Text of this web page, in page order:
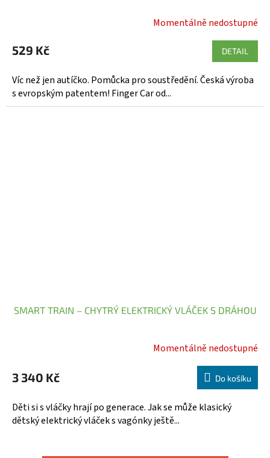
produktu
5,0
z
5
Momentálně nedostupné
529 Kč DETAIL
Víc než jen autíčko. Pomůcka pro soustředění. Česká výroba
s evropským patentem! Finger Car od...
SMART TRAIN – CHYTRÝ ELEKTRICKÝ VLÁČEK S DRÁHOU
produktu
5,0
z
Momentálně nedostupné
3 340 Kč Do košíku
Děti si s vláčky hrají po generace. Jak se může klasický
dětský elektrický vláček s vagónky ještě...